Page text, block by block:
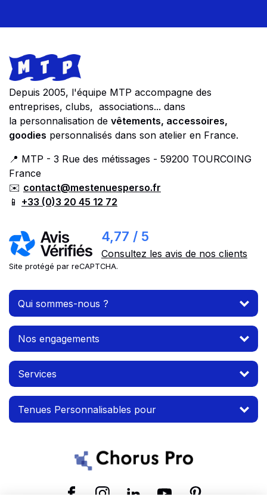
Footer
Store information
Depuis 2005, l'équipe MTP accompagne des
entreprises, clubs, associations... dans
la personnalisation de vêtements, accessoires,
goodies personnalisés dans son atelier en France.
📍 MTP - 3 Rue des métissages - 59200 TOURCOING
France
✉️ contact@mestenuesperso.fr
📱 +33 (0)3 20 45 12 72
4,77 / 5
Consultez les avis de nos clients
Site protégé par reCAPTCHA.
Qui sommes-nous ?
Nos engagements
Services
Tenues Personnalisables pour